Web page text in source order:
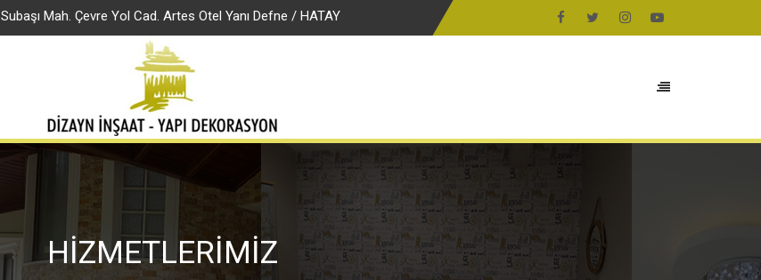
Subaşı Mah. Çevre Yol Cad. Artes Otel Yanı Defne / HATAY
KYK Yapı Kimyasalları
HİZMETLERİMİZ